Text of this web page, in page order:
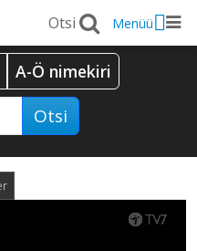
Menüü
A-Ö nimekiri
Otsi